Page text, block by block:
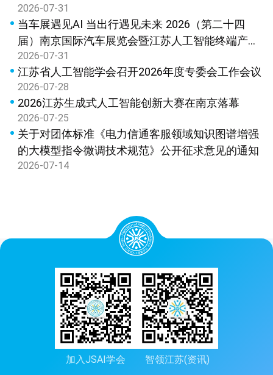
果鉴定
2026-07-31
当车展遇见AI 当出行遇见未来 2026（第二十四
届）南京国际汽车展览会暨江苏人工智能终端产品
展览会新闻发布会在宁召开
2026-07-31
江苏省人工智能学会召开2026年度专委会工作会议
2026-07-28
2026江苏生成式人工智能创新大赛在南京落幕
2026-07-25
关于对团体标准《电力信通客服领域知识图谱增强
的大模型指令微调技术规范》公开征求意见的通知
2026-07-14
加入JSAI学会 智领江苏(资讯)